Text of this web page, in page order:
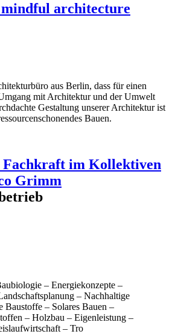
architecture
aus Berlin, dass für einen
mit Architektur und der Umwelt
Gestaltung unserer Architektur ist
Bauen.
im Kollektiven
Grimm
– Energiekonzepte –
– Nachhaltige
Baustoffe – Solares Bauen –
– Holzbau – Eigenleistung –
– Tro